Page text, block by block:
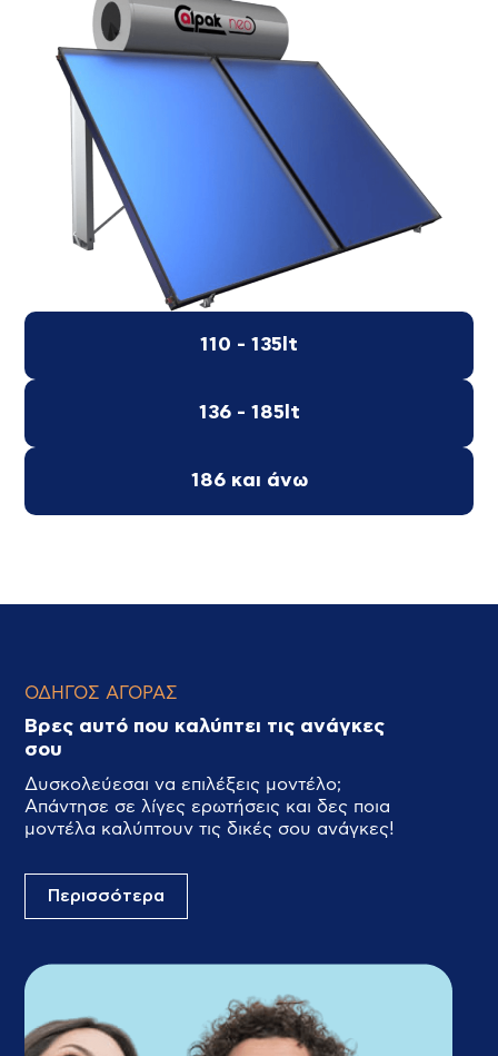
110 - 135lt
136 - 185lt
186 και άνω
ΟΔΗΓΟΣ ΑΓΟΡΑΣ
Βρες αυτό που καλύπτει τις ανάγκες
σου
Δυσκολεύεσαι να επιλέξεις μοντέλο;
Απάντησε σε λίγες ερωτήσεις και δες ποια
μοντέλα καλύπτουν τις δικές σου ανάγκες!
Περισσότερα